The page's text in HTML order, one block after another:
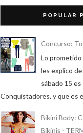
POPULAR
Concurso:
Lo
les explico
sábado 15 es
Conquistadores, y que es
Bikini Body:
Bikinis -